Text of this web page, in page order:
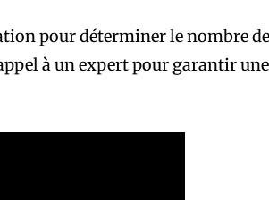
pour déterminer le nombre
à un expert pour garantir